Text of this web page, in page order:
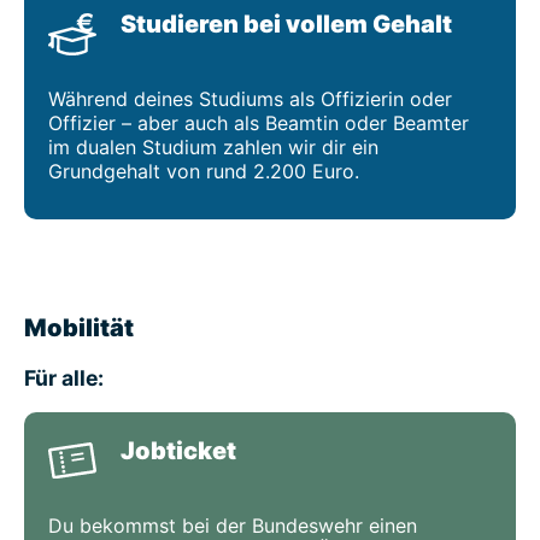
Studieren bei vollem Gehalt
Während deines Studiums als Offizierin oder
Offizier – aber auch als Beamtin oder Beamter
im dualen Studium zahlen wir dir ein
Grundgehalt von rund 2.200 Euro.
Mobilität
Für alle:
Jobticket
Du bekommst bei der Bundeswehr einen